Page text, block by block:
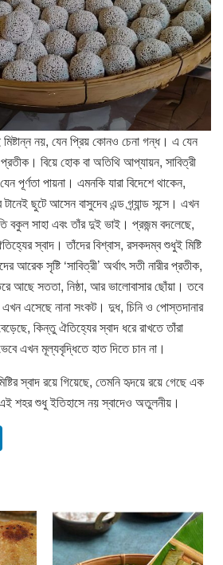
মিষ্টান্ন নয়, যেন প্রিয় কোনও চেনা গন্ধ। এ যেন
বিয়ে হোক বা অতিথি আপ্যায়ন, সাবিত্রী
পূর্ণতা পায়না। এমনকি যারা বিদেশে থাকেন,
ছুটে আসেন বাসুদেব এন্ড গ্র্যান্ড সন্সে। এখন
বকুল সাহা এবং তাঁর দুই ভাই। প্রজন্ম বদলেছে,
স্বাদ। তাঁদের বিশ্বাস, রসকদম্ব শুধুই মিষ্টি
আরেক সৃষ্টি ‘সাবিত্রী’ অর্থাৎ সতী নারীর প্রতীক,
আছে সততা, নিষ্ঠা, আর ভালোবাসার ছোঁয়া। তবে
এখন এসেছে নানা সংকট। দুধ, চিনি ও পোস্তদানার
কিন্তু ঐতিহ্যের স্বাদ ধরে রাখতে তাঁরা
এখন মূল্যবৃদ্ধিতে হাত দিতে চান না।
স্বাদ রয়ে গিয়েছে, তেমনি হৃদয়ে রয়ে গেছে এক
শহর শুধু ইতিহাসে নয় স্বাদেও অতুলনীয়।
e
dI